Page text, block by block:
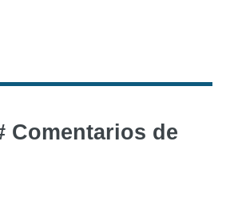
Comentarios de